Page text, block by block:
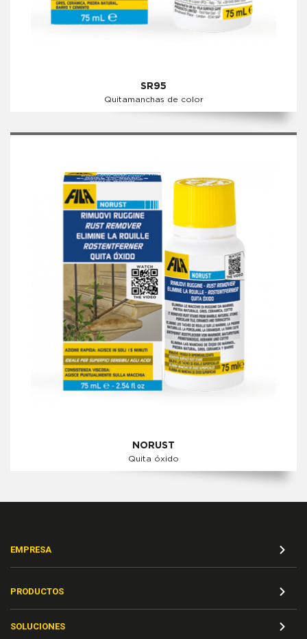
SR95
Quitamanchas de color
NORUST
Quita óxido
EMPRESA
PRODUCTOS
SOLUCIONES